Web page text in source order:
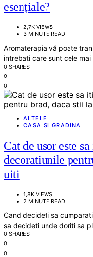
esențiale?
2,7K VIEWS
3 MINUTE READ
Aromaterapia vă poate
intrebati care sunt cele
0 SHARES
0
0
ALTELE
CASA SI GRADINA
Cat de usor este
decoratiunile
uiti
1,8K VIEWS
2 MINUTE READ
Cand decideti sa
sa decideti unde doriti sa
0 SHARES
0
0